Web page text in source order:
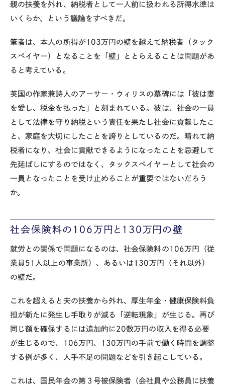
親の扶養を外れ、納税者として一人前に扱われる所得水準は
いくらか、という議論をすべきだ。
筆者は、本人の所得が103万円の壁を越えて納税者（タック
スペイヤー）となることを「壁」ととらえることは問題があ
ると考えている。
英国の作家兼詩人のアーサー・ウィリスの墓碑には「彼は妻
を愛し、税金を払った」と刻まれている。彼は、社会の一員
として法律を守り納税という責任を果たし社会に貢献したこ
と、家庭を大切にしたことを誇りとしているのだ。晴れて納
税者になり、社会に貢献できるようになったことを忌避して
先延ばしにするのではなく、タックスペイヤーとして社会の
一員となったことを受け止めることが重要ではないだろう
か。
社会保険料の 106 万円と 130 万円の壁
就労との関係で問題になるのは、社会保険料の 106万円（従
業員 51 人以上の事業所）、あるいは 130万円（それ以外）
の壁だ。
これを超えると夫の扶養から外れ、厚生年金・健康保険料負
担が新たに発生し手取りが減る「逆転現象」が生じる。再び
同じ額を確保するには追加的に20数万円の収入を得る必要
が生じるので、
106万円、 130万円の手前で働く時間を調整
する例が多く、人手不足の問題などを引き起こしている。
これは、国民年金の第３号被保険者（会社員や公務員に扶養